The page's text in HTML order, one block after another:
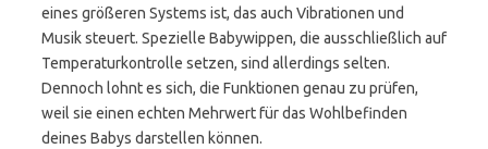
eines größeren Systems ist, das auch Vibrationen und
Musik steuert. Spezielle Babywippen, die ausschließlich auf
Temperaturkontrolle setzen, sind allerdings selten.
Dennoch lohnt es sich, die Funktionen genau zu prüfen,
weil sie einen echten Mehrwert für das Wohlbefinden
deines Babys darstellen können.